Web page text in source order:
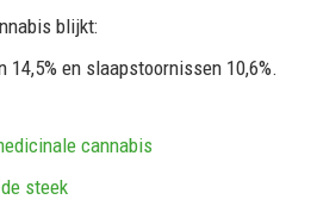
blijkt:
en slaapstoornissen 10,6%.
cannabis
steek